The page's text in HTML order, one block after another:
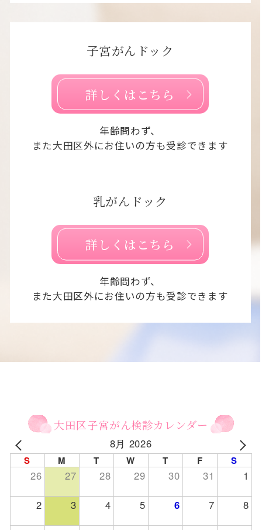
子宮がんドック
詳しくはこちら
年齢問わず、
また大田区外にお住いの方も受診できます
乳がんドック
詳しくはこちら
年齢問わず、
また大田区外にお住いの方も受診できます
大田区子宮がん検診カレンダー
8月 2026
S M T W T F S
26 27 28 29 30 31 1
2 3 4 5 6 7 8